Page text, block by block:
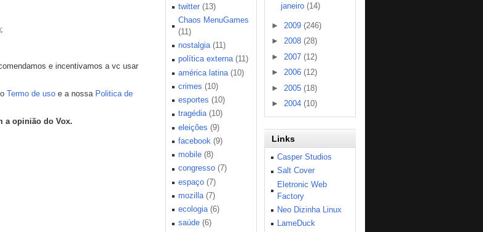
e incentivamos a vc usar
Termo de uso e a nossa Politica de
a opinião do Vox.
twitter (13)
Chaos MenuGames
(11)
nostalgia (11)
política externa (11)
américa latina (10)
crimes (10)
esportes (10)
tragédia (10)
eleições (9)
facebook (9)
mobile (8)
congresso (7)
espaço (7)
mozilla (7)
ecologia (6)
saúde (6)
janeiro (14)
► 2009(246)
►2008(28)
► 2007(12)
►2006(12)
► 2005(18)
►2004(10)
Links
Casper Studios
Salt Cover
Eletronic Web
Factory
Neo Dizinha Linux
LameDuck